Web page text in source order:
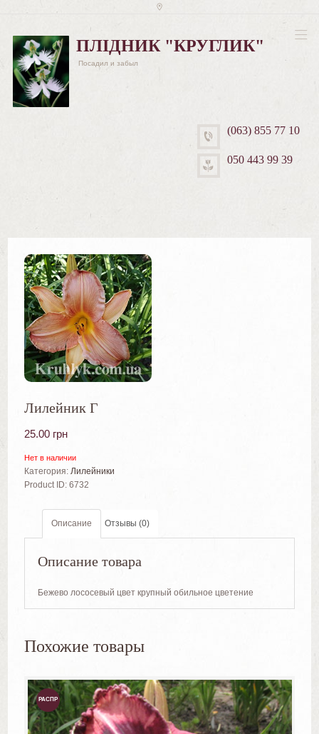
ПЛІДНИК "КРУГЛИК"
Посадил и забыл
(063) 855 77 10
050 443 99 39
Лилейник Г
25.00 грн
Нет в наличии
Категория: Лилейники
Product ID: 6732
Описание Отзывы (0)
Описание товара
Бежево лососевый цвет крупный обильное цветение
Похожие товары
РАСПР
ОДАЖ